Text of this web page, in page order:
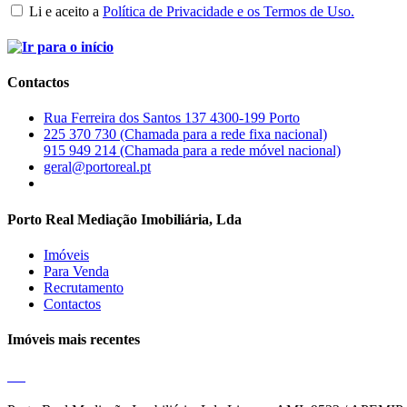
Li e aceito a Política de Privacidade e os Termos de Uso.
Contactos
Rua Ferreira dos Santos 137 4300-199 Porto
225 370 730 (Chamada para a rede fixa nacional)
915 949 214 (Chamada para a rede móvel nacional)
geral@portoreal.pt
Porto Real Mediação Imobiliária, Lda
Imóveis
Para Venda
Recrutamento
Contactos
Imóveis mais recentes